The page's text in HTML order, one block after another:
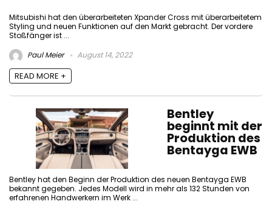
Mitsubishi hat den überarbeiteten Xpander Cross mit überarbeitetem
Styling und neuen Funktionen auf den Markt gebracht. Der vordere
Stoßfänger ist ...
Paul Meier
August 14, 2022
READ MORE +
Bentley
beginnt mit der
Produktion des
Bentayga EWB
Bentley hat den Beginn der Produktion des neuen Bentayga EWB
bekannt gegeben. Jedes Modell wird in mehr als 132 Stunden von
erfahrenen Handwerkern im Werk ...